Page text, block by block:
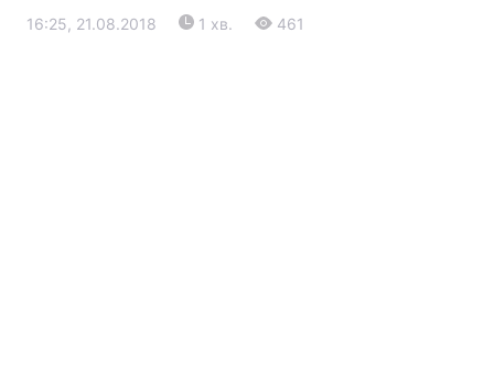
16:25, 21.08.2018 1 хв. 461